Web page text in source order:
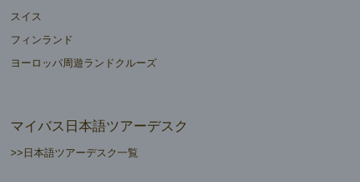
スイス
フィンランド
ヨーロッパ周遊ランドクルーズ
マイバス日本語ツアーデスク
>>日本語ツアーデスク一覧